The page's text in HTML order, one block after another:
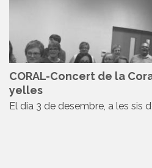
CORAL-Concert de la
yelles
El dia 3 de desembre, a les sis